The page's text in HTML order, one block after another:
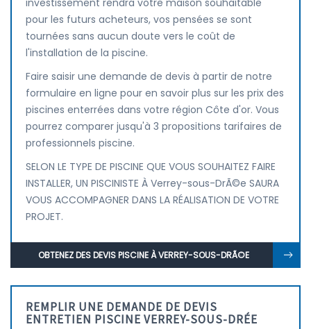
investissement rendra votre maison souhaitable
pour les futurs acheteurs, vos pensées se sont
tournées sans aucun doute vers le coût de
l'installation de la piscine.
Faire saisir une demande de devis à partir de notre
formulaire en ligne pour en savoir plus sur les prix des
piscines enterrées dans votre région Côte d'or. Vous
pourrez comparer jusqu'à 3 propositions tarifaires de
professionnels piscine.
SELON LE TYPE DE PISCINE QUE VOUS SOUHAITEZ FAIRE
INSTALLER, UN PISCINISTE À Verrey-sous-DrÃ©e SAURA
VOUS ACCOMPAGNER DANS LA RÉALISATION DE VOTRE
PROJET.
OBTENEZ DES DEVIS PISCINE À VERREY-SOUS-DRÃ©E
REMPLIR UNE DEMANDE DE DEVIS
ENTRETIEN PISCINE VERREY-SOUS-DRÉE